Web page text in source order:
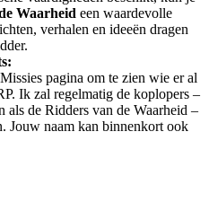
Waarheid een waardevolle
verhalen en ideeën dragen
pagina om te zien wie er al
Ik zal regelmatig de koplopers –
als de Ridders van de Waarheid –
Jouw naam kan binnenkort ook